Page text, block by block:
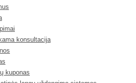
konsultacija
kuponas